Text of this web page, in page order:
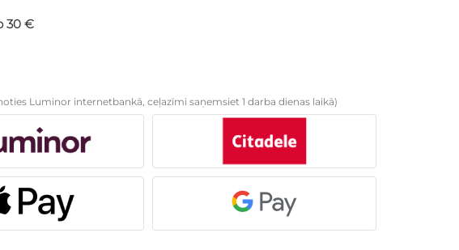
30 €
Luminor internetbankā, ceļazīmi saņemsiet 1 darba dienas laikā)